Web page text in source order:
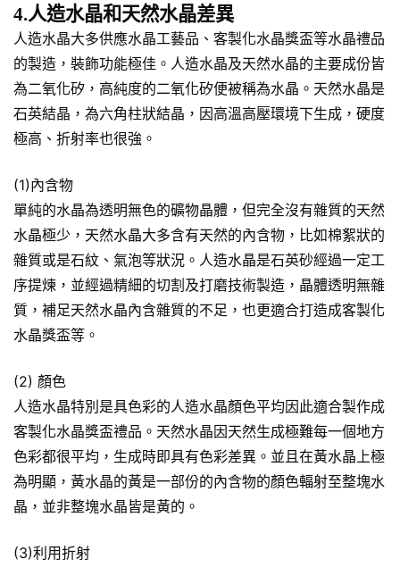
4.人造水晶和天然水晶差異
人造水晶大多供應水晶工藝品、客製化水晶獎盃等水晶禮品
的製造，裝飾功能極佳。人造水晶及天然水晶的主要成份皆
為二氧化矽，高純度的二氧化矽便被稱為水晶。天然水晶是
石英結晶，為六角柱狀結晶，因高溫高壓環境下生成，硬度
極高、折射率也很強。
(1)內含物
單純的水晶為透明無色的礦物晶體，但完全沒有雜質的天然
水晶極少，天然水晶大多含有天然的內含物，比如棉絮狀的
雜質或是石紋、氣泡等狀況。人造水晶是石英砂經過一定工
序提煉，並經過精細的切割及打磨技術製造，晶體透明無雜
質，補足天然水晶內含雜質的不足，也更適合打造成客製化
水晶獎盃等。
(2) 顏色
人造水晶特別是具色彩的人造水晶顏色平均因此適合製作成
客製化水晶獎盃禮品。天然水晶因天然生成極難每一個地方
色彩都很平均，生成時即具有色彩差異。並且在黃水晶上極
為明顯，黃水晶的黃是一部份的內含物的顏色輻射至整塊水
晶，並非整塊水晶皆是黃的。
(3)利用折射